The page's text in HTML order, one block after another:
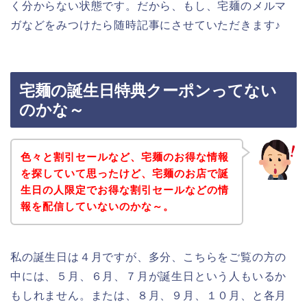
く分からない状態です。だから、もし、宅麺のメルマ
ガなどをみつけたら随時記事にさせていただきます♪
宅麺の誕生日特典クーポンってない
のかな～
色々と割引セールなど、宅麺のお得な情報
を探していて思ったけど、宅麺のお店で誕
生日の人限定でお得な割引セールなどの情
報を配信していないのかな～。
私の誕生日は４月ですが、多分、こちらをご覧の方の
中には、５月、６月、７月が誕生日という人もいるか
もしれません。または、８月、９月、１０月、と各月